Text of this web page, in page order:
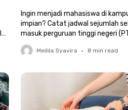
PTN 2024 dan
Ingin menjadi mahasiswa di
impian? Catat jadwal sejumlah
masuk perguruan tinggi negeri
ini
Meilila Syavira • 8 min read